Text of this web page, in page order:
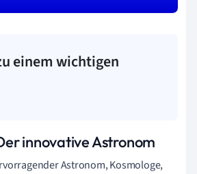
einem wichtigen
innovative Astronom
Astronom, Kosmologe,